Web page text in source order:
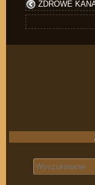
ZDROWE
Search for: